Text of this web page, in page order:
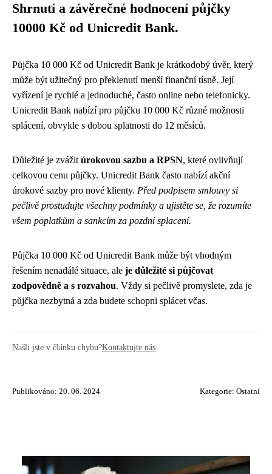
Shrnutí a závěrečné hodnocení půjčky
10000 Kč od Unicredit Bank.
Půjčka 10 000 Kč od Unicredit Bank je krátkodobý úvěr, který
může být užitečný pro překlenutí menší finanční tísně. Její
vyřízení je rychlé a jednoduché, často online nebo telefonicky.
Unicredit Bank nabízí pro půjčku 10 000 Kč různé možnosti
splácení, obvykle s dobou splatnosti do 12 měsíců.
Důležité je zvážit úrokovou sazbu a RPSN, které ovlivňují
celkovou cenu půjčky. Unicredit Bank často nabízí akční
úrokové sazby pro nové klienty. Před podpisem smlouvy si
pečlivě prostudujte všechny podmínky a ujistěte se, že rozumíte
všem poplatkům a sankcím za pozdní splacení.
Půjčka 10 000 Kč od Unicredit Bank může být vhodným
řešením nenadálé situace, ale je důležité si půjčovat
zodpovědně a s rozvahou. Vždy si pečlivě promyslete, zda je
půjčka nezbytná a zda budete schopni splácet včas.
Našli jste v článku chybu?Kontaktujte nás
Publikováno: 20. 06. 2024 Kategorie: Ostatní